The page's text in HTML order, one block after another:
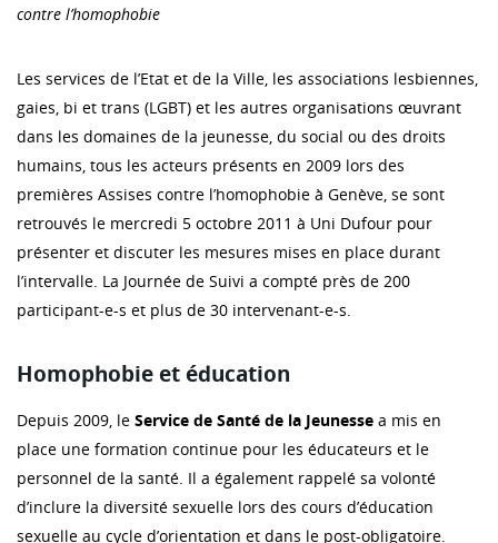
contre l’homophobie
Les services de l’Etat et de la Ville, les associations lesbiennes,
gaies, bi et trans (LGBT) et les autres organisations œuvrant
dans les domaines de la jeunesse, du social ou des droits
humains, tous les acteurs présents en 2009 lors des
premières Assises contre l’homophobie à Genève, se sont
retrouvés le mercredi 5 octobre 2011 à Uni Dufour pour
présenter et discuter les mesures mises en place durant
l’intervalle. La Journée de Suivi a compté près de 200
participant-e-s et plus de 30 intervenant-e-s.
Homophobie et éducation
Depuis 2009, le Service de Santé de la Jeunesse a mis en
place une formation continue pour les éducateurs et le
personnel de la santé. Il a également rappelé sa volonté
d’inclure la diversité sexuelle lors des cours d’éducation
sexuelle au cycle d’orientation et dans le post-obligatoire.